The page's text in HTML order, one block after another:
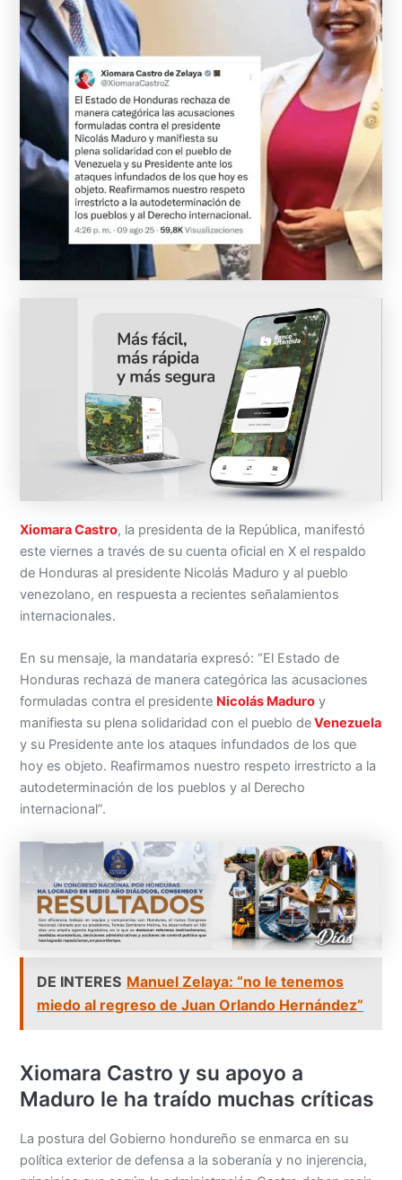
Xiomara Castro, la presidenta de la República, manifestó
este viernes a través de su cuenta oficial en X el respaldo
de Honduras al presidente Nicolás Maduro y al pueblo
venezolano, en respuesta a recientes señalamientos
internacionales.
En su mensaje, la mandataria expresó: “El Estado de
Honduras rechaza de manera categórica las acusaciones
formuladas contra el presidente Nicolás Maduro y
manifiesta su plena solidaridad con el pueblo deVenezuela
y su Presidente ante los ataques infundados de los que
hoy es objeto. Reafirmamos nuestro respeto irrestricto a la
autodeterminación de los pueblos y al Derecho
internacional”.
DE INTERES Manuel Zelaya: “no le tenemos
miedo al regreso de Juan Orlando Hernández”
Xiomara Castro y su apoyo a
Maduro le ha traído muchas críticas
La postura del Gobierno hondureño se enmarca en su
política exterior de defensa a la soberanía y no injerencia,